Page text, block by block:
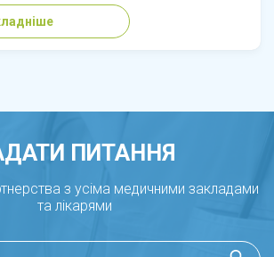
ПИТАННЯ
з усіма медичними закладами
та лікарями